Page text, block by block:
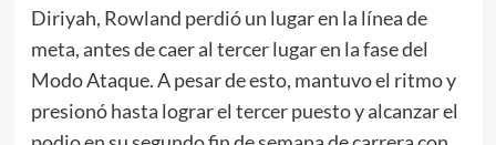
Diriyah, Rowland perdió un lugar en la línea de
meta, antes de caer al tercer lugar en la fase del
Modo Ataque. A pesar de esto, mantuvo el ritmo y
presionó hasta lograr el tercer puesto y alcanzar el